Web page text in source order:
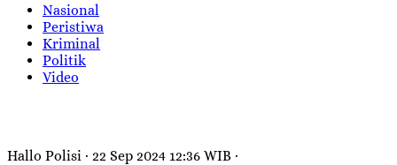
Nasional
Peristiwa
Kriminal
Politik
Video
Hallo Polisi · 22 Sep 2024 12:36 WIB ·